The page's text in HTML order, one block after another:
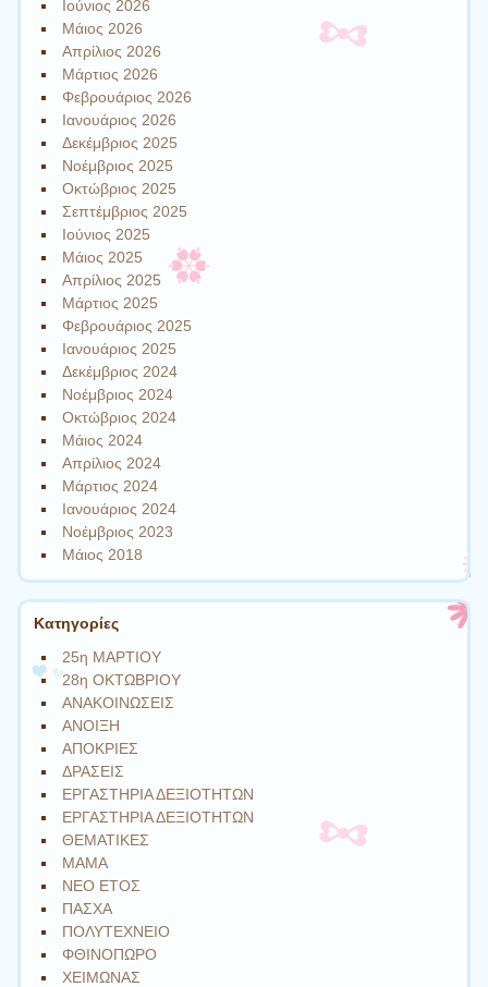
Ιούνιος 2026
Μάιος 2026
Απρίλιος 2026
Μάρτιος 2026
Φεβρουάριος 2026
Ιανουάριος 2026
Δεκέμβριος 2025
Νοέμβριος 2025
Οκτώβριος 2025
Σεπτέμβριος 2025
Ιούνιος 2025
Μάιος 2025
Απρίλιος 2025
Μάρτιος 2025
Φεβρουάριος 2025
Ιανουάριος 2025
Δεκέμβριος 2024
Νοέμβριος 2024
Οκτώβριος 2024
Μάιος 2024
Απρίλιος 2024
Μάρτιος 2024
Ιανουάριος 2024
Νοέμβριος 2023
Μάιος 2018
Kατηγορίες
25η ΜΑΡΤΙΟΥ
28η ΟΚΤΩΒΡΙΟΥ
ΑΝΑΚΟΙΝΩΣΕΙΣ
ΑΝΟΙΞΗ
ΑΠΟΚΡΙΕΣ
ΔΡΑΣΕΙΣ
ΕΡΓΑΣΤΗΡΙΑ ΔΕΞΙΟΤΗΤΩΝ
ΕΡΓΑΣΤΗΡΙΑ ΔΕΞΙΟΤΗΤΩΝ
ΘΕΜΑΤΙΚΕΣ
ΜΑΜΑ
ΝΕΟ ΕΤΟΣ
ΠΑΣΧΑ
ΠΟΛΥΤΕΧΝΕΙΟ
ΦΘΙΝΟΠΩΡΟ
ΧΕΙΜΩΝΑΣ